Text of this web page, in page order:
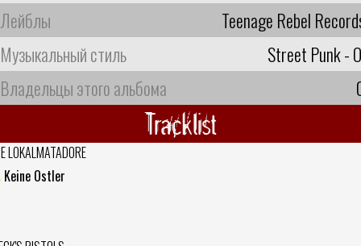
Лейблы
Teenage Rebel
Музыкальный стиль
Street Punk -
Владельцы этого альбома
Tracklist
LOKALMATADORE
Keine Ostler